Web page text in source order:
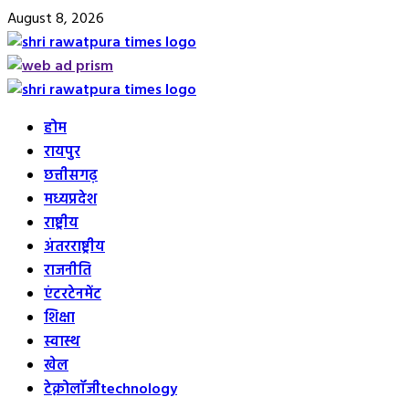
Skip
to
content
August 8, 2026
Primary
होम
रायपुर
छत्तीसगढ़
मध्यप्रदेश
राष्ट्रीय
अंतरराष्ट्रीय
राजनीति
एंटरटेनमेंट
शिक्षा
स्वास्थ
खेल
टेक्नोलॉजीtechnology